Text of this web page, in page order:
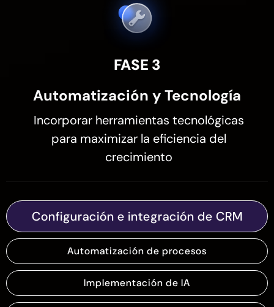
FASE 3
Automatización y Tecnología
Incorporar herramientas tecnológicas
para maximizar la eficiencia del
crecimiento
Configuración e integración de CRM
Automatización de procesos
Implementación de IA